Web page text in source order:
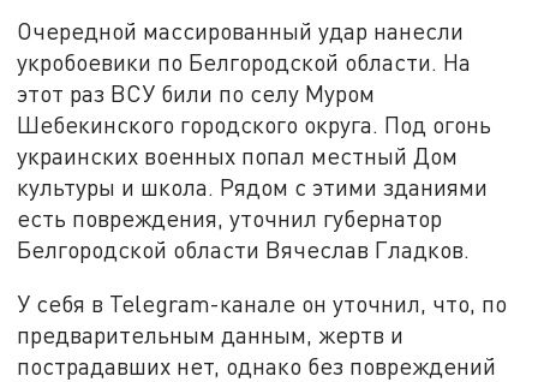
Очередной массированный удар нанесли
укробоевики по Белгородской области. На
этот раз ВСУ били по селу Муром
Шебекинского городского округа. Под огонь
украинских военных попал местный Дом
культуры и школа. Рядом с этими зданиями
есть повреждения, уточнил губернатор
Белгородской области Вячеслав Гладков.
У себя в Telegram-канале он уточнил, что, по
предварительным данным, жертв и
пострадавших нет, однако без повреждений